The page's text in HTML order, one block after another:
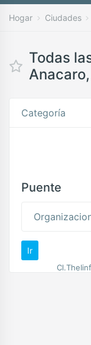
Hogar Ciudades
Todas
Categoría
Puente
Ir